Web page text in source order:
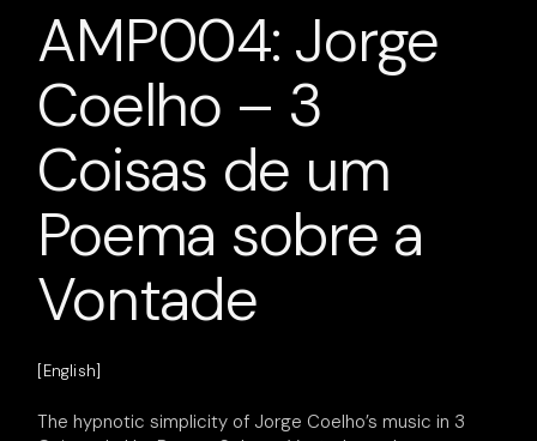
AMP004: Jorge
Coelho – 3
Coisas de um
Poema sobre a
Vontade
[English]
The hypnotic simplicity of Jorge Coelho’s music in 3